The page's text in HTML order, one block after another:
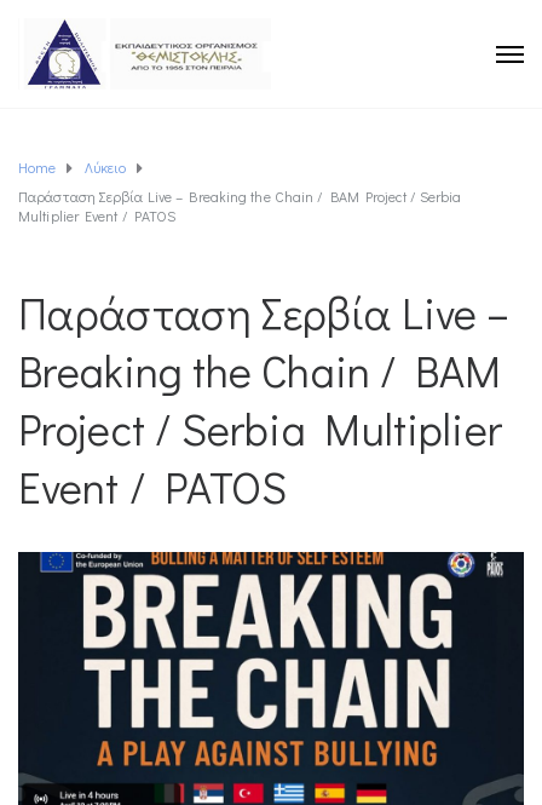
Home
Λύκειο
Παράσταση Σερβία Live – Breaking the Chain / BAM Project / Serbia
Multiplier Event / PATOS
Παράσταση Σερβία Live –
Breaking the Chain / BAM
Project / Serbia Multiplier
Event / PATOS